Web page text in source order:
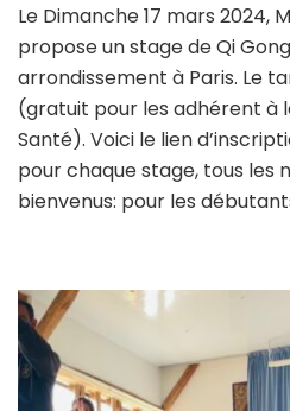
Le Dimanche 17 mars 2024,
propose un stage de Qi
arrondissement à Paris. Le
(gratuit pour les adhérent à
Santé). Voici le lien
pour chaque stage, tous les
bienvenus: pour les